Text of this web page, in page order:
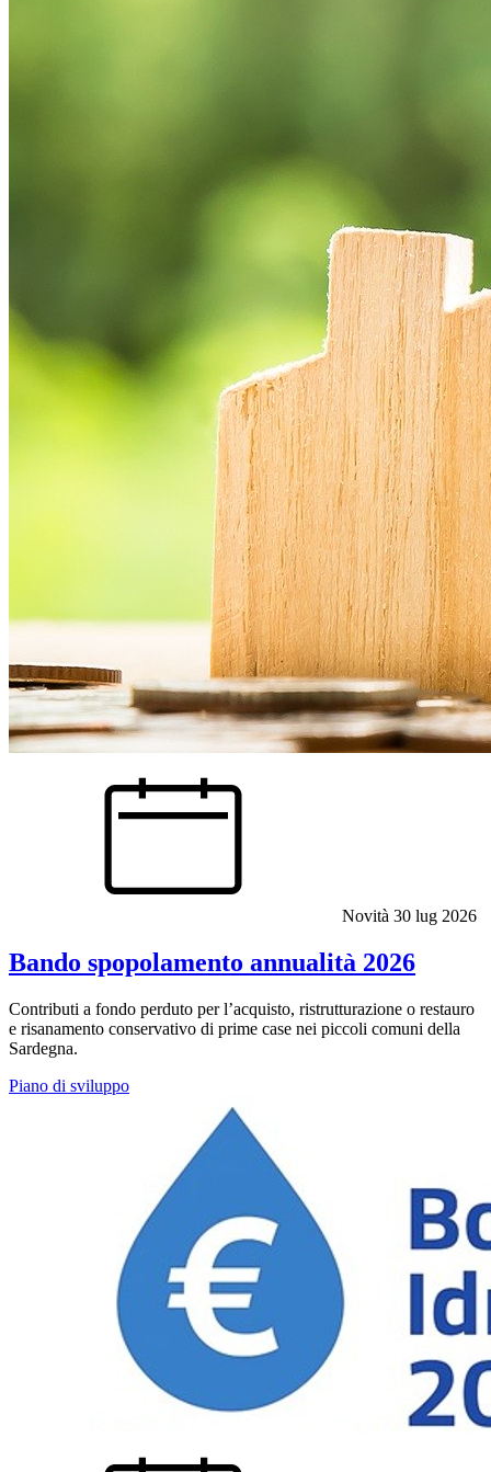
Novità 30 lug 2026
Bando spopolamento annualità 2026
Contributi a fondo perduto per l’acquisto, ristrutturazione o restauro
e risanamento conservativo di prime case nei piccoli comuni della
Sardegna.
Piano di sviluppo